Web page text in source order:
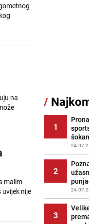
na
malim
12
Kao
PRIJE
13
PRIJE
Tuga
/
1
2
3